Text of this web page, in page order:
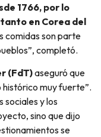
1766, por lo
en Corea del
comidas son parte
completó.
(FdT)aseguró que
histórico muy fuerte”.
sociales y los
sino que dijo
se